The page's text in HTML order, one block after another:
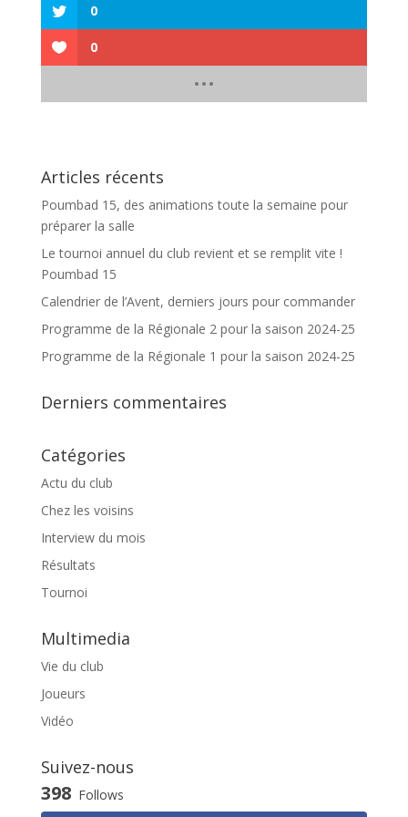
0
0
Articles récents
Poumbad 15, des animations toute la semaine pour
préparer la salle
Le tournoi annuel du club revient et se remplit vite !
Poumbad 15
Calendrier de l’Avent, derniers jours pour commander
Programme de la Régionale 2 pour la saison 2024-25
Programme de la Régionale 1 pour la saison 2024-25
Derniers commentaires
Catégories
Actu du club
Chez les voisins
Interview du mois
Résultats
Tournoi
Multimedia
Vie du club
Joueurs
Vidéo
Suivez-nous
398 Follows